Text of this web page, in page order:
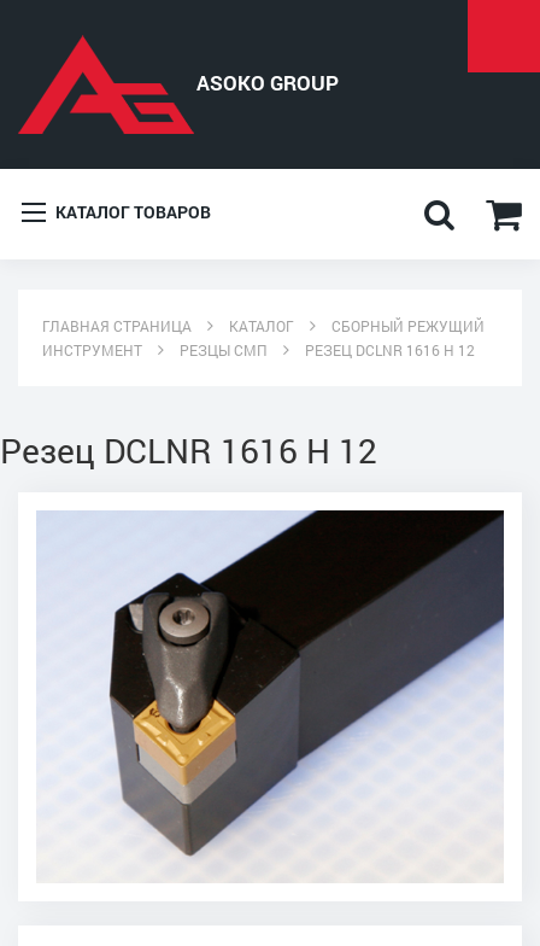
КАТАЛОГ ТОВАРОВ
ГЛАВНАЯ СТРАНИЦА КАТАЛОГ
СБОРНЫЙ РЕЖУЩИЙ
ИНСТРУМЕНТ
РЕЗЦЫ СМП РЕЗЕЦ DCLNR 1616 H 12
Резец DCLNR 1616 H 12